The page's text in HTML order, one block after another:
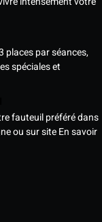
places par séances,
spéciales et
fauteuil préféré dans
ou sur siteEn savoir